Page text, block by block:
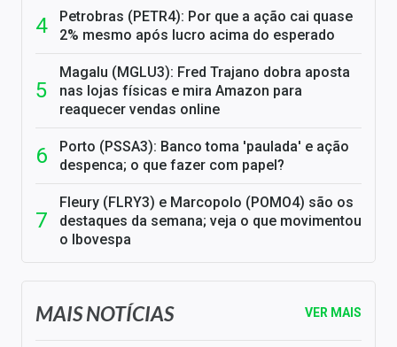
Petrobras (PETR4): Por que a ação cai quase
2% mesmo após lucro acima do esperado
Magalu (MGLU3): Fred Trajano dobra aposta
nas lojas físicas e mira Amazon para
reaquecer vendas online
Porto (PSSA3): Banco toma 'paulada' e ação
despenca; o que fazer com papel?
Fleury (FLRY3) e Marcopolo (POMO4) são os
destaques da semana; veja o que movimentou
o Ibovespa
MAIS NOTÍCIAS VER MAIS